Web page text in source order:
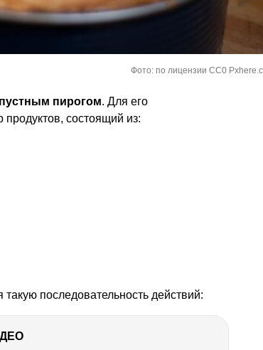
Фото: по лицензии CC0
пирогом. Для его
продуктов, состоящий из:
последовательность действий: